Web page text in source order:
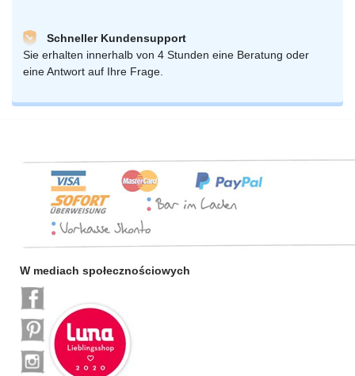
Schneller Kundensupport
Sie erhalten innerhalb von 4 Stunden eine Beratung oder
eine Antwort auf Ihre Frage.
W mediach społecznościowych